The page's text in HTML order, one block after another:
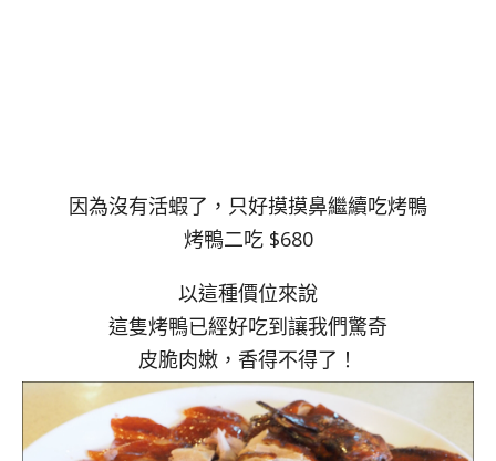
因為沒有活蝦了，只好摸摸鼻繼續吃烤鴨
烤鴨二吃 $680
以這種價位來說
這隻烤鴨已經好吃到讓我們驚奇
皮脆肉嫩，香得不得了！